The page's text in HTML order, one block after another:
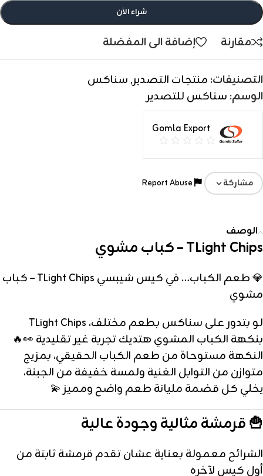
شراء الأن
مقارنة إضافة الى المفضلة
التصنيفات: منتجات التصدير, سناكس
الوسم: سناكس للتصدير
Gomla Export
مشاركة
الوصف
TLight Chips – كباب مشوي
💎 طعم الكباب… في كيس شيبسي TLight Chips – كباب
مشوي
لو بتدور على سناكس بطعم مختلف، TLight Chips
بنكهة الكباب المشوي هتديك تجربة غير تقليدية 👀🔥
النكهة مستوحاة من طعم الكباب الحقيقي، بمزيج
متوازن من التوابل الغنية ولمسة خفيفة من الجبنة،
يخلي كل قضمة مليانة طعم واضح ومميز 💫
🍟 قرمشة مثالية وجودة عالية
الشرائح معمولة بعناية عشان تقدم قرمشة ثابتة من
أول كيس لآخره